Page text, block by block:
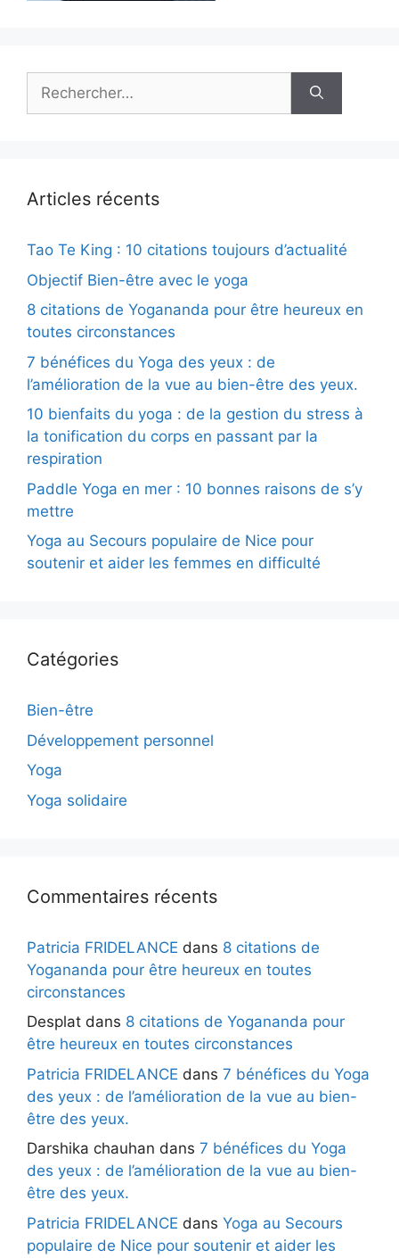
Rechercher :
Articles récents
Tao Te King : 10 citations toujours d’actualité
Objectif Bien-être avec le yoga
8 citations de Yogananda pour être heureux en
toutes circonstances
7 bénéfices du Yoga des yeux : de
l’amélioration de la vue au bien-être des yeux.
10 bienfaits du yoga : de la gestion du stress à
la tonification du corps en passant par la
respiration
Paddle Yoga en mer : 10 bonnes raisons de s’y
mettre
Yoga au Secours populaire de Nice pour
soutenir et aider les femmes en difficulté
Catégories
Bien-être
Développement personnel
Yoga
Yoga solidaire
Commentaires récents
Patricia FRIDELANCE dans 8 citations de
Yogananda pour être heureux en toutes
circonstances
Desplat dans 8 citations de Yogananda pour
être heureux en toutes circonstances
Patricia FRIDELANCE dans 7 bénéfices du Yoga
des yeux : de l’amélioration de la vue au bien-
être des yeux.
Darshika chauhan dans 7 bénéfices du Yoga
des yeux : de l’amélioration de la vue au bien-
être des yeux.
Patricia FRIDELANCE dans Yoga au Secours
populaire de Nice pour soutenir et aider les